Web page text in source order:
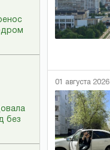
без
01 августа 2026